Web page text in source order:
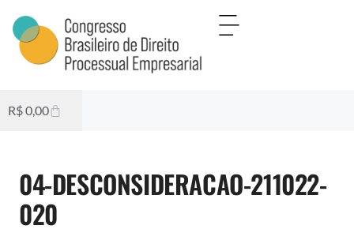
R$0,00
04-DESCONSIDERACAO-211022-
020